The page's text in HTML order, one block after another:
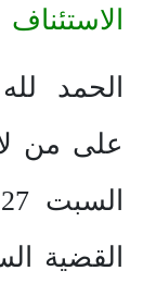
الاستئناف
الحمد
على من
القضية